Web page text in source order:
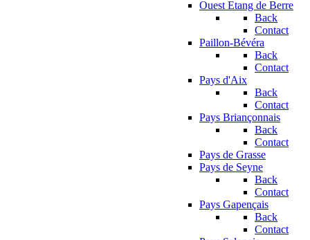
Ouest Etang de Berre
Back
Contact
Paillon-Bévéra
Back
Contact
Pays d'Aix
Back
Contact
Pays Briançonnais
Back
Contact
Pays de Grasse
Pays de Seyne
Back
Contact
Pays Gapençais
Back
Contact